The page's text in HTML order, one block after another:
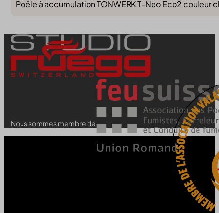
Poêle à accumulation TONWERK T-Neo Eco2 couleur
Nous sommes membre de